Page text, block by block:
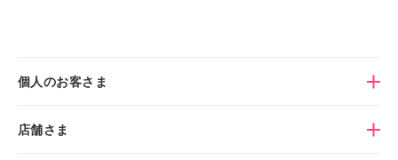
個人のお客さま
店舗さま